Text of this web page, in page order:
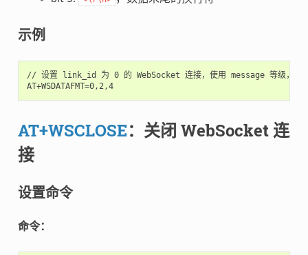
示例
// 设置 link_id 为 0 的 WebSocket 连接，使用 message 等级，仅
AT+WSDATAFMT=0,2,4
AT+WSCLOSE：关闭 WebSocket 连
接
设置命令
命令：